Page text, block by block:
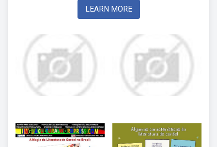
LEARN MORE